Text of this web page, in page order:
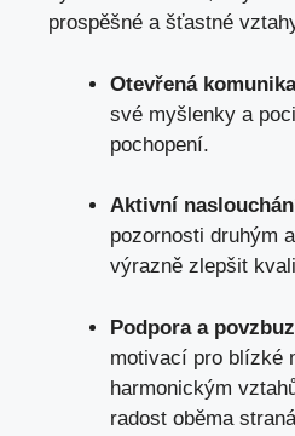
prospěšné a šťastné
Otevřená
své myšlenky a
pochopení.
Aktivní
pozornosti druhým
výrazně zlepšit
Podpora a
motivací pro blízké
harmonickým
radost oběma